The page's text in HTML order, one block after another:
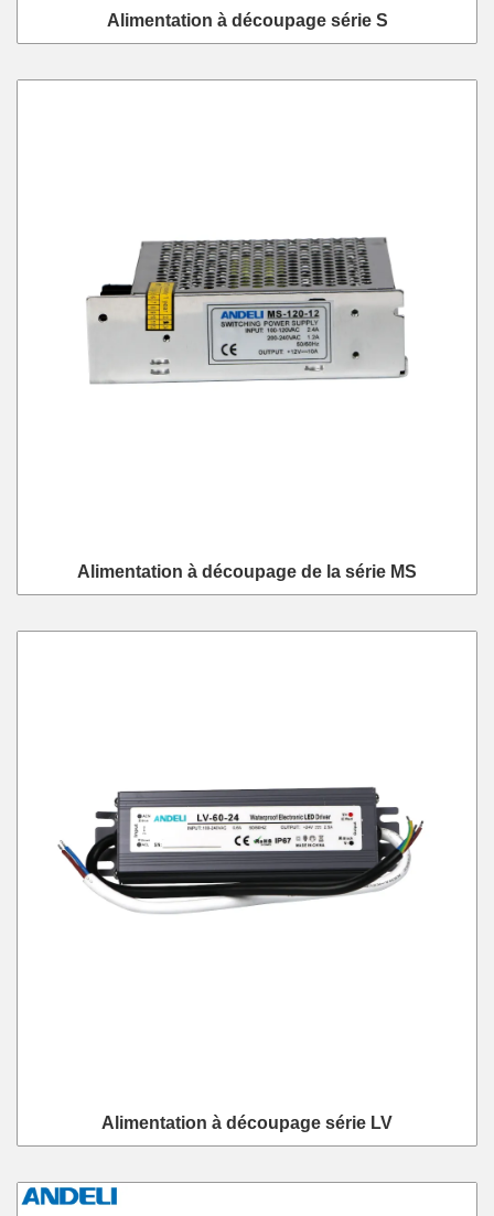
Alimentation à découpage série S
Alimentation à découpage de la série MS
Alimentation à découpage série LV